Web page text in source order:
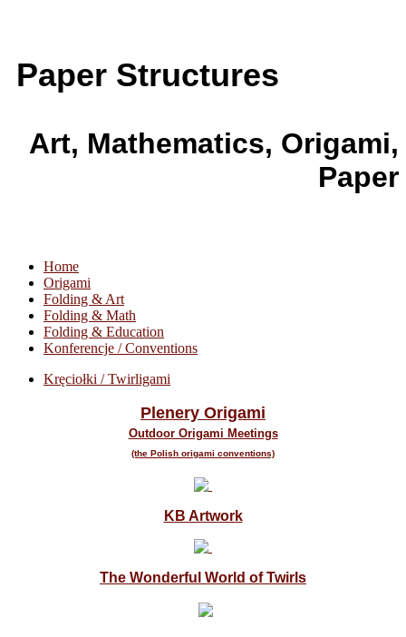
Paper Structures
Art, Mathematics, Origami,
Paper
Home
Origami
Folding & Art
Folding & Math
Folding & Education
Konferencje / Conventions
Kręciołki / Twirligami
Plenery Origami
Outdoor Origami Meetings
(the Polish origami conventions)
KB Artwork
The Wonderful World of Twirls